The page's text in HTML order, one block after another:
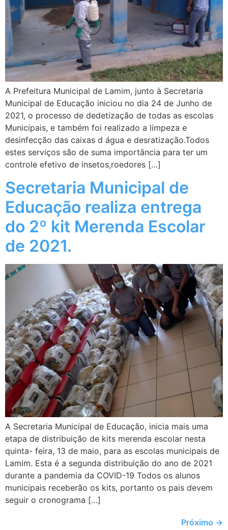
A Prefeitura Municipal de Lamim, junto à Secretaria
Municipal de Educação iniciou no dia 24 de Junho de
2021, o processo de dedetização de todas as escolas
Municipais, e também foi realizado a limpeza e
desinfecção das caixas d água e desratização.Todos
estes serviços são de suma importância para ter um
controle efetivo de insetos,roedores […]
Secretaria Municipal de
Educação realiza entrega
do 2º kit Merenda Escolar
de 2021.
A Secretaria Municipal de Educação, inicia mais uma
etapa de distribuição de kits merenda escolar nesta
quinta- feira, 13 de maio, para as escolas municipais de
Lamim. Esta é a segunda distribuição do ano de 2021
durante a pandemia da COVID-19 Todos os alunos
municipais receberão os kits, portanto os pais devem
seguir o cronograma […]
Próximo →